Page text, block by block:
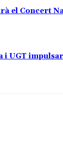
el Concert
i UGT